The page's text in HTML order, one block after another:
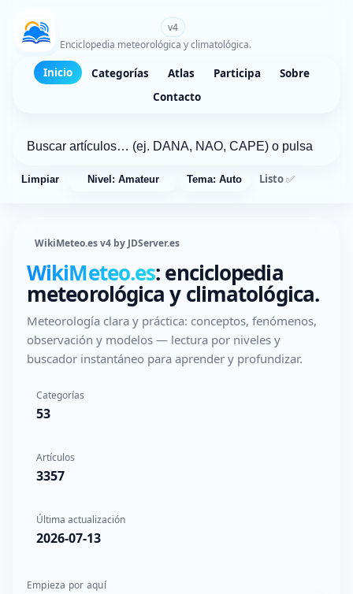
v4
Enciclopedia meteorológica y climatológica.
Inicio Categorías Atlas Participa
Sobre
Contacto
Limpiar Nivel: Amateur Tema: Auto Listo ✅
WikiMeteo.es v4 by JDServer.es
WikiMeteo.es: enciclopedia
meteorológica y climatológica.
Meteorología clara y práctica: conceptos, fenómenos,
observación y modelos — lectura por niveles y
buscador instantáneo para aprender y profundizar.
Categorías
53
Artículos
3357
Última actualización
2026-07-13
Empieza por aquí